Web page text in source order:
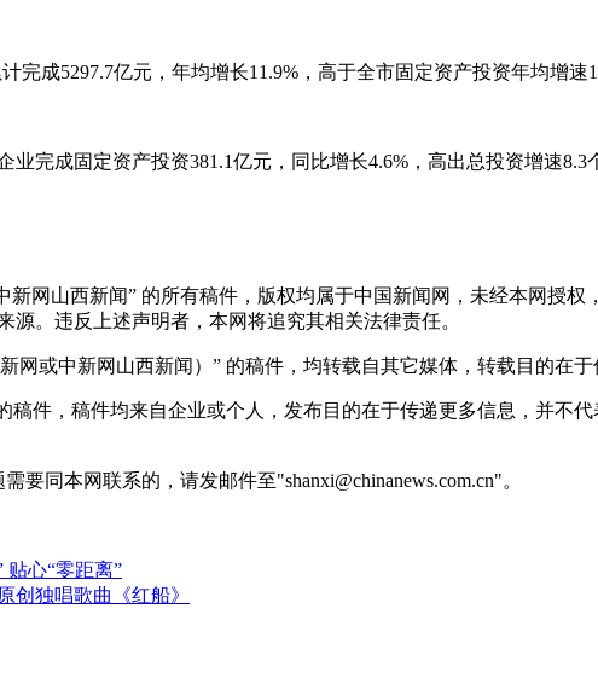
成5297.7亿元，年均增长11.9%，高于全市固定资产投资年均增速
完成固定资产投资381.1亿元，同比增长4.6%，高出总投资增速8.3
新网山西新闻” 的所有稿件，版权均属于中国新闻网，未经本网授
源。违反上述声明者，本网将追究其相关法律责任。
网或中新网山西新闻）” 的稿件，均转载自其它媒体，转载目的在
稿件，稿件均来自企业或个人，发布目的在于传递更多信息，并不
要同本网联系的，请发邮件至"shanxi@chinanews.com.cn"。
贴心“零距离”
创独唱歌曲《红船》